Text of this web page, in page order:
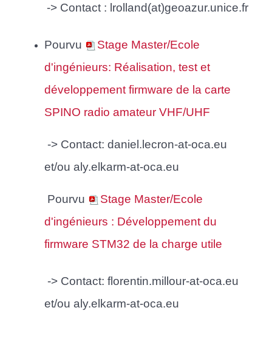
-> Contact : lrolland(at)geoazur.unice.fr
Pourvu
Stage Master/Ecole
d'ingénieurs: Réalisation, test et
développement firmware de la carte
SPINO radio amateur VHF/UHF
-> Contact: daniel.lecron-at-oca.eu
et/ou aly.elkarm-at-oca.eu
Pourvu
Stage Master/Ecole
d'ingénieurs : Développement du
firmware STM32 de la charge utile
-> Contact: florentin.millour-at-oca.eu
et/ou aly.elkarm-at-oca.eu